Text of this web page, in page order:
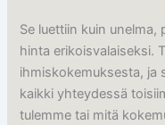
Se luettiin kuin unelma,
hinta erikoisvalaiseksi.
ihmiskokemuksesta, ja
kaikki yhteydessä
tulemme tai mitä